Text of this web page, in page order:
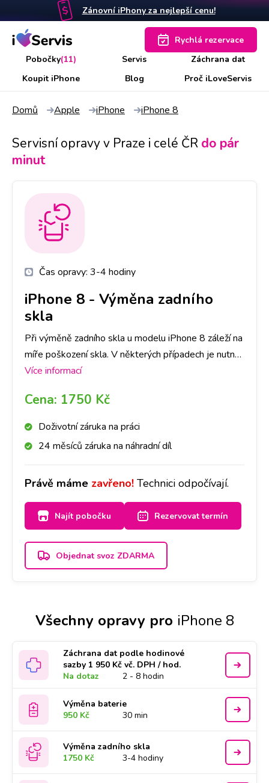
Zánovní iPhony za nejlepší cenu!
Pobočky(11) Servis
Záchrana dat
Koupit iPhone
Blog Proč iLoveServis
Rychlá rezervace
Domů Apple iPhone iPhone 8
Servisní opravy v Praze i celé ČR do pár
minut
Čas opravy: 3-4 hodiny
iPhone 8 - Výměna zadního
skla
Při výměně zadního skla u modelu iPhone 8 záleží na
míře poškození skla. V některých případech je nutné
vyměnit celý zadní kryt. Stačí se u nás zastavit a
nutnosti separace skla se jedná o časově náročnější
opravu. Za cca 4 hodinky však máme hotovo a sklo je
jako nové. Doporučujeme si však udělat rezervaci
nebo zavolat na Vámi vybranou pobočku.
Více informací
Cena: 1750 Kč
Doživotní záruka na práci
24 měsíců záruka na náhradní díl
Právě máme zavřeno! Technici odpočívají.
Najít pobočku Rezervovat termín
Objednat svoz ZDARMA
Všechny opravy pro iPhone 8
Záchrana dat podle hodinové
sazby 1 950 Kč vč. DPH / hod.
Na dotaz
2 - 8 hodin
Výměna baterie
950 Kč
30 min
Výměna zadního skla
1750 Kč
3-4 hodiny